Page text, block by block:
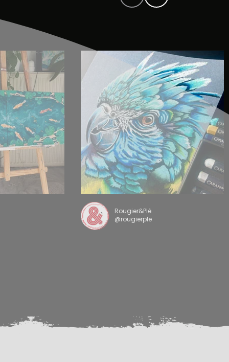
Rougier&Plé
@rougierple